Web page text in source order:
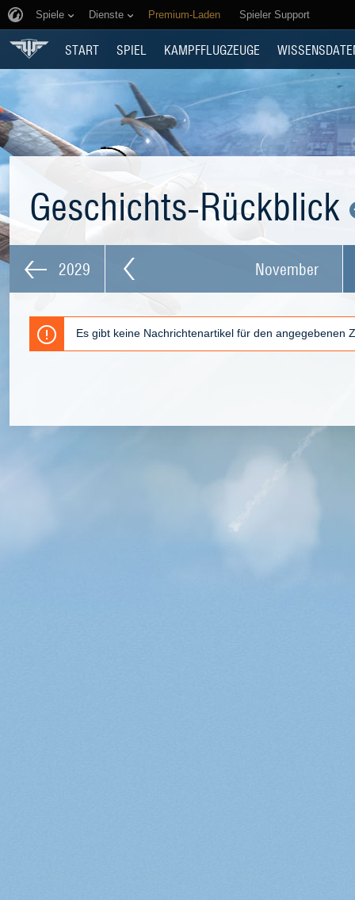
Spiele Dienste Premium-Laden Spieler Support
START SPIEL KAMPFFLUGZEUGE
Geschichts-Rückblick
2029 November
Es gibt keine Nachrichtenartikel für den angegebenen